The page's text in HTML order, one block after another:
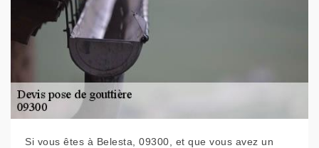
Si vous êtes à Belesta, 09300, et que vous avez un